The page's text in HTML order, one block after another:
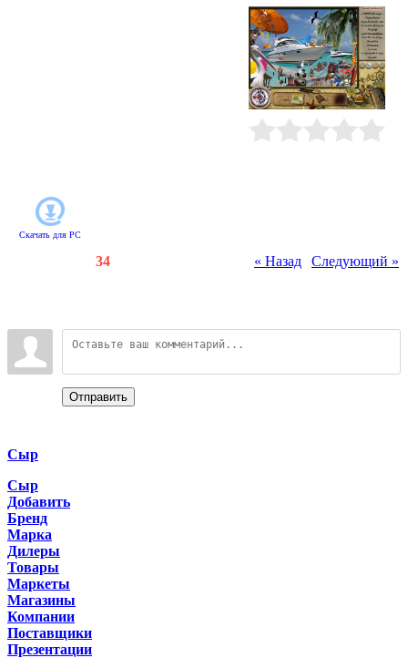
Скачать для PC
« Назад Следующий »
34
Отправить
Сыр
Сыр
Добавить
Бренд
Марка
Дилеры
Товары
Маркеты
Магазины
Компании
Поставщики
Презентации